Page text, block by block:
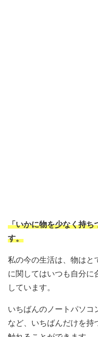
「いかに物を少なく持ち
す。
私の今の生活は、物はと
に関してはいつも自分に
しています。
いちばんのノートパソコ
など、いちばんだけを持